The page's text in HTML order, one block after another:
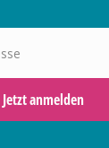
Jetzt anmelden